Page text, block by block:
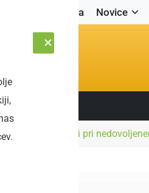
Naslovnica Novice
Ormoški policisti pri